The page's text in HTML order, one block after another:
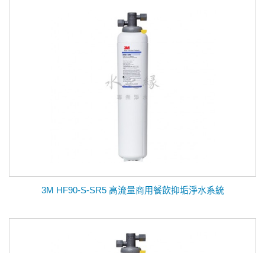
3M HF90-S-SR5 高流量商用餐飲抑垢淨水系統